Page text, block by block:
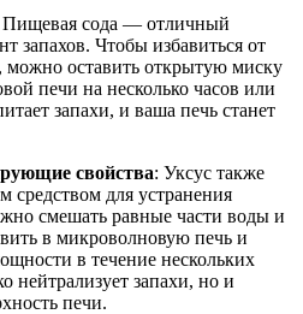
Пищевая сода — отличный
запахов. Чтобы избавиться от
можно оставить открытую миску
печи на несколько часов или
запахи, и ваша печь станет
свойства: Уксус также
средством для устранения
смешать равные части воды и
в микроволновую печь и
в течение нескольких
нейтрализует запахи, но и
печи.